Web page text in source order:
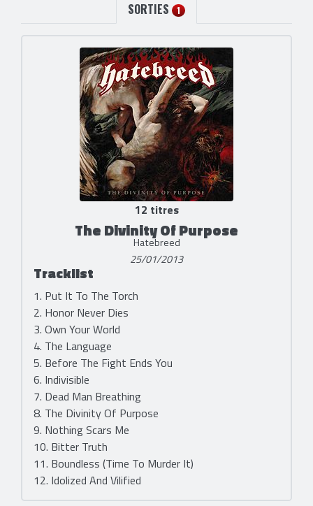
SORTIES 1
12 titres
The Divinity Of Purpose
Hatebreed
25/01/2013
Tracklist
1. Put It To The Torch
2. Honor Never Dies
3. Own Your World
4. The Language
5. Before The Fight Ends You
6. Indivisible
7. Dead Man Breathing
8. The Divinity Of Purpose
9. Nothing Scars Me
10. Bitter Truth
11. Boundless (Time To Murder It)
12. Idolized And Vilified